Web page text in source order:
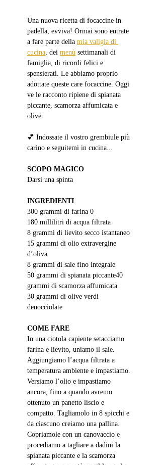
Una nuova ricetta di focaccine in
padella, evviva! Ormai sono entrate
a fare parte della mia valigia di
cucina, dei menù settimanali di
famiglia, di ricordi felici e
spensierati. Le abbiamo proprio
adottate queste care focaccine. Oggi
ve le racconto ripiene di spianata
piccante, scamorza affumicata e
olive.
💕 Indossate il vostro grembiule più
carino e seguitemi in cucina...
SCOPO MAGICO
Darsi una spinta
INGREDIENTI
300 grammi di farina 0
180 millilitri di acqua filtrata
8 grammi di lievito secco istantaneo
15 grammi di olio extravergine
d’oliva
8 grammi di sale fino integrale
50 grammi di spianata piccante40
grammi di scamorza affumicata
30 grammi di olive verdi
denocciolate
COME FARE
In una ciotola capiente setacciamo
farina e lievito, uniamo il sale.
Aggiungiamo l’acqua filtrata a
temperatura ambiente e impastiamo.
Versiamo l’olio e impastiamo
ancora, fino a quando avremo
ottenuto un panetto liscio e
compatto. Tagliamolo in 8 spicchi e
da ciascuno creiamo una pallina.
Copriamole con un canovaccio e
procediamo a tagliare a dadini la
spianata piccante e la scamorza